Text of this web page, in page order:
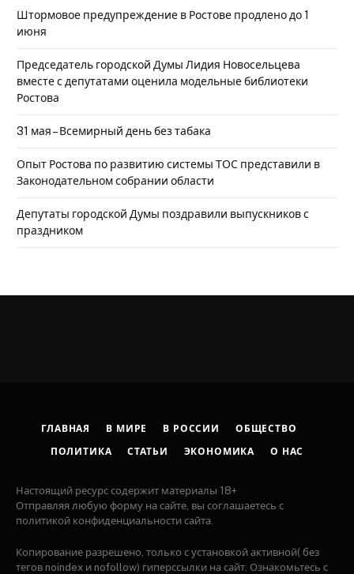
Штормовое предупреждение в Ростове продлено до 1
июня
Председатель городской Думы Лидия Новосельцева
вместе с депутатами оценила модельные библиотеки
Ростова
31 мая – Всемирный день без табака
Опыт Ростова по развитию системы ТОС представили в
Законодательном собрании области
Депутаты городской Думы поздравили выпускников с
праздником
ГЛАВНАЯ В МИРЕ В РОССИИ ОБЩЕСТВО
ПОЛИТИКА СТАТЬИ ЭКОНОМИКА О НАС
Настоящий ресурс содержит материалы 18+
Отправляя любую форму на сайте, вы соглашаетесь с
политикой конфиденциальности сайта.
Копирование разрешено, только с установкой активной( без
тегов noindex и nofollow) гиперссылки на сайт. Ознакомьтесь с